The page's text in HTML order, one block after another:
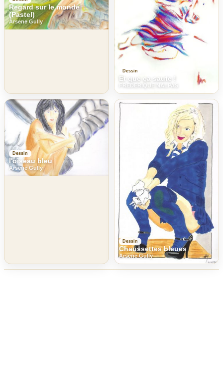
Regard sur le monde
(Pastel)
Arsene Gully
Dessin
Et que ça saute !
FREDERIQUE NALPAS
Dessin
l'oiseau bleu
Arsene Gully
Dessin
Chaussettes bleues
Arsene Gully